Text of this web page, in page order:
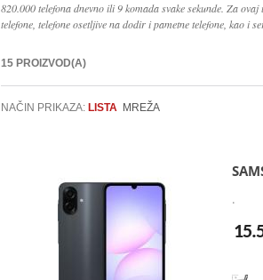
820.000 telefona dnevno ili 9 komada svake sekunde. Za
telefone, telefone osetljive na dodir i pametne telefone, kao
15 PROIZVOD(A)
NAČIN PRIKAZA: LISTA MREŽA
.